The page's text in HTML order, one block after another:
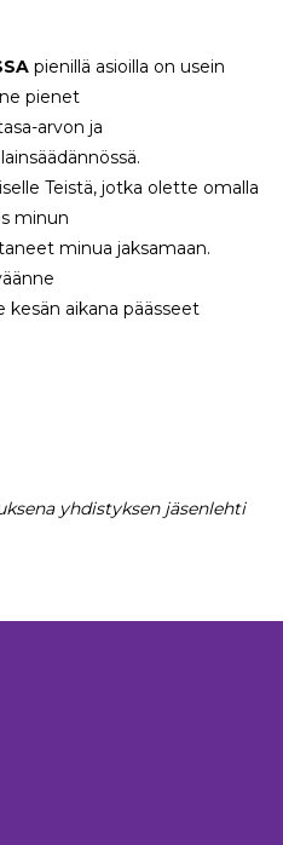
pienillä asioilla on usein
pienet
arvon ja
Teistä, jotka olette omalla
minun
minua jaksamaan.
aikana päässeet
yhdistyksen jäsenlehti